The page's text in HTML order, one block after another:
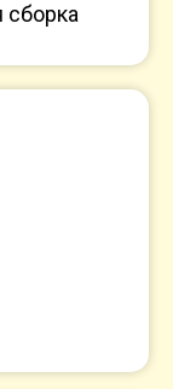
сборка